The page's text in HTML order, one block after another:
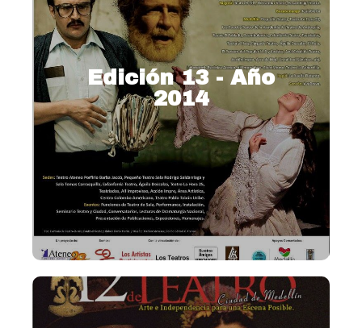
Edición 13 - Año
2014
2014 – Homenaje al Maestro
Rodrigo Saldarriaga
Ver más